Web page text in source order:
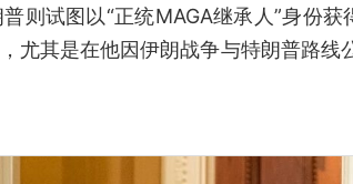
则试图以“正统MAGA继承人”身份
尤其是在他因伊朗战争与特朗普路线